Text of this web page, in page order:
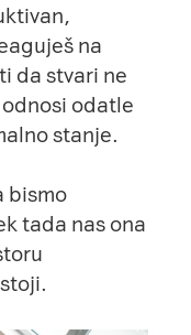
na
da stvari ne
odatle
stanje.
bismo
tada nas ona